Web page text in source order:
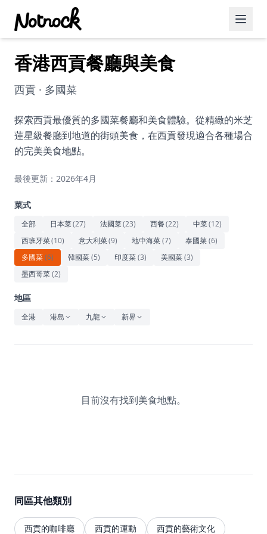
精選活動
博客文章
約會好去處
美食佳餚
藝術文化
休閒
音樂
香港西貢餐廳與美食
西貢 · 多國菜
探索西貢最優質的多國菜餐廳和美食體驗。從精緻的米芝
蓮星級餐廳到地道的街頭美食，在西貢發現適合各種場合
的完美美食地點。
最後更新：2026年4月
菜式
全部 日本菜(27) 法國菜(23) 西餐(22) 中菜(12)
西班牙菜(10) 意大利菜(9) 地中海菜(7) 泰國菜(6)
多國菜(6) 韓國菜(5) 印度菜(3) 美國菜(3)
墨西哥菜(2)
地區
全港 港島 九龍 新界
目前沒有找到美食地點。
同區其他類別
西貢的咖啡廳 西貢的運動
西貢的藝術文化